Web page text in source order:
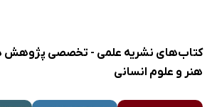
کتاب‌های نشریه علمی - تخصصی پژوهش
هنر و علوم انسانی